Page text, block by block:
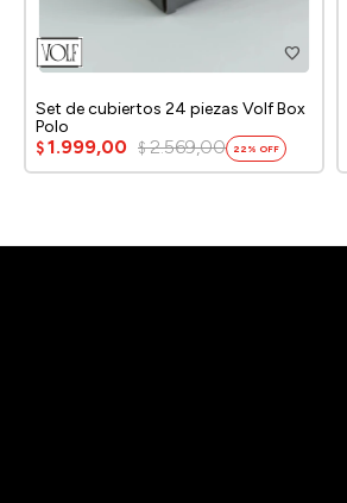
Set de cubiertos 24 piezas Volf Box
Polo
$ 1.999,00 $ 2.569,00 22